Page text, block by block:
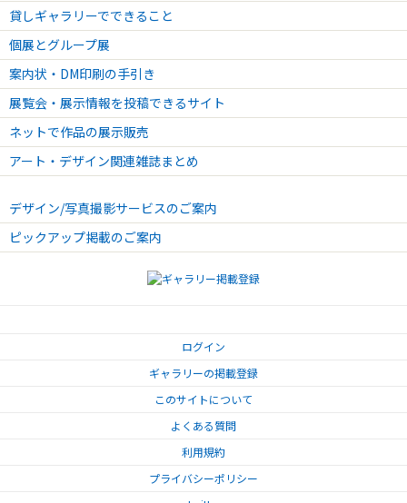
貸しギャラリーでできること
個展とグループ展
案内状・DM印刷の手引き
展覧会・展示情報を投稿できるサイト
ネットで作品の展示販売
アート・デザイン関連雑誌まとめ
デザイン/写真撮影サービスのご案内
ピックアップ掲載のご案内
ログイン
ギャラリーの掲載登録
このサイトについて
よくある質問
利用規約
プライバシーポリシー